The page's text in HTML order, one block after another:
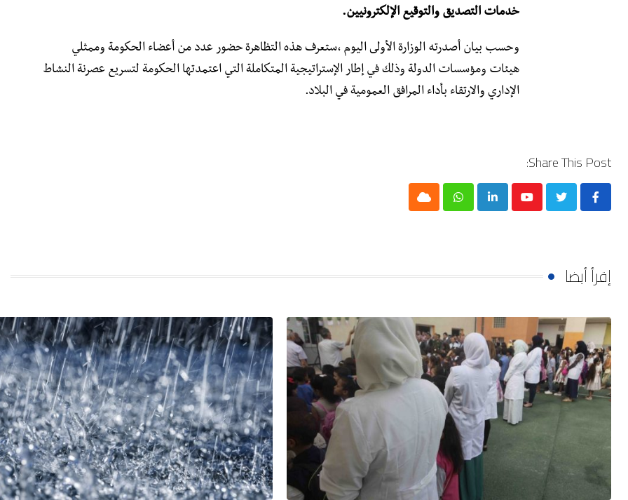
خدمات التصديق والتوقيع الإلكترونيين.
وحسب بيان أصدرته الوزارة الأولى اليوم ،ستعرف هذه التظاهرة حضور عدد من أعضاء الحكومة وممثلي
هيئات ومؤسسات الدولة وذلك في إطار الإستراتيجية المتكاملة التي اعتمدتها الحكومة لتسريع عصرنة النشاط
الإداري والارتقاء بأداء المرافق العمومية في البلاد.
Share This Post:
Youtube
LinkedIn
Whatsapp
Cloud
إقرأ أيضا